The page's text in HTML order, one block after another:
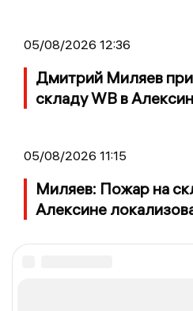
05/08/2026 12:36
Дмитрий Миляев
складу WB в
05/08/2026 11:15
Миляев: Пожар на
Алексине